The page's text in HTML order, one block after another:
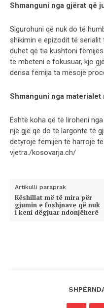
Shmanguni nga gjërat që
Sigurohuni që nuk do të
shikimin e epizodit të serialit
duhet që tia kushtoni
të mbeteni e fokusuar, kjo
derisa fëmija ta mësojë
Shmanguni nga materialet
Është koha që të liroheni
një gjë që do të largonte të
detyrojë fëmijën të harrojë
vjetra./kosovarja.ch/
Artikulli paraprak
Këshillat më të mira për
gjumin e foshjnave që nuk
i keni dëgjuar ndonjëherë